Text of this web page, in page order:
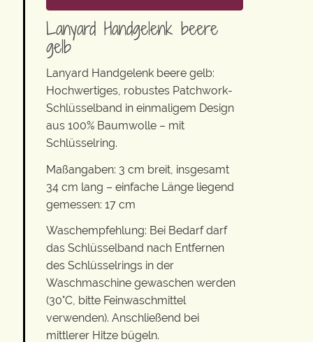
Lanyard Handgelenk beere
gelb
Lanyard Handgelenk beere gelb:
Hochwertiges, robustes Patchwork-
Schlüsselband in einmaligem Design
aus 100% Baumwolle – mit
Schlüsselring.
Maßangaben: 3 cm breit, insgesamt
34 cm lang – einfache Länge liegend
gemessen: 17 cm
Waschempfehlung: Bei Bedarf darf
das Schlüsselband nach Entfernen
des Schlüsselrings in der
Waschmaschine gewaschen werden
(30°C, bitte Feinwaschmittel
verwenden). Anschließend bei
mittlerer Hitze bügeln.